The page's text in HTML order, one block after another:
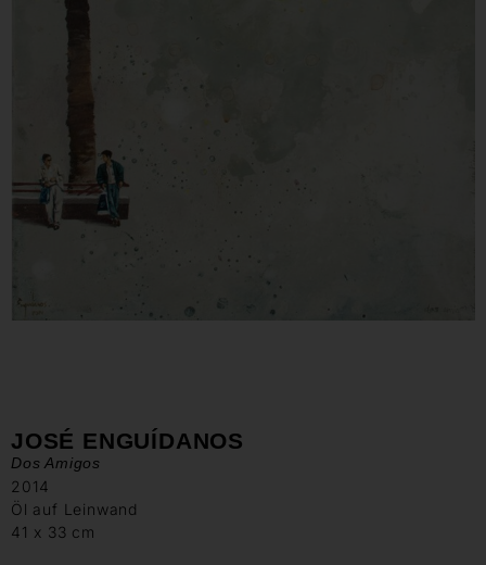
JOSÉ ENGUÍDANOS
Dos Amigos
2014
Öl auf Leinwand
41 x 33 cm